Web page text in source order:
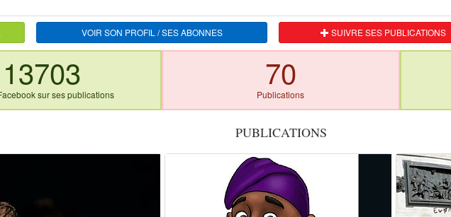
VOIR SON PROFIL / SES ABONNES SUIVRE SES PUBLICATIONS
13703
sur ses publications
70
Publications
PUBLICATIONS